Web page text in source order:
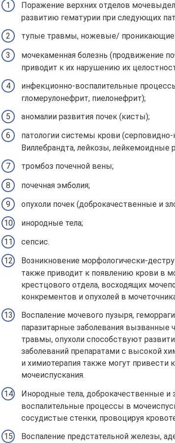
Поражение верхних отделов
развитию гематурии при следующих
тупые травмы, ножевые/ проникающие
мочекаменная болезнь (продвижение
приводит к их нарушению их
инфекционно-воспалительные
гломерулонефрит, пиелонефрит);
аномалии развития почек (кисты);
патологии системы крови
Виллебрандта, лейкозы, лейкемоидные
тромбоз почечной вены;
почечная эмболия;
опухоли почек (доброкачественные и
инородные тела;
сепсис.
Возникновение морфологически-
также приводит к появлению крови в
крестцового отдела, восходящих
конкрементов и опухолей в
Воспаление мочевого пузыря,
паразитарные заболевания
травмы, опухоли способствуют
заболеваний препаратами с высокой
и химиотерапия также могут привести
мочеиспускания.
Инородные тела, доброкачественные и
воспалительные процессы в
сосудистые стенки, провоцируя
Воспаление предстательной железы,